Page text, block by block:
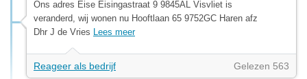
Ons adres Eise Eisingastraat 9 9845AL Visvliet is
veranderd, wij wonen nu Hooftlaan 65 9752GC Haren afz
Dhr J de Vries Lees meer
Reageer als bedrijf Gelezen 563